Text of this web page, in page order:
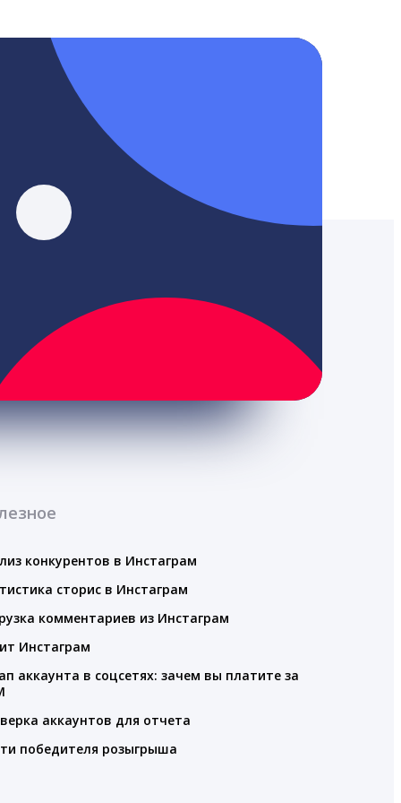
конкурентов в Инстаграм
сторис в Инстаграм
комментариев из Инстаграм
Инстаграм
аккаунта в соцсетях: зачем вы платите за
аккаунтов для отчета
победителя розыгрыша